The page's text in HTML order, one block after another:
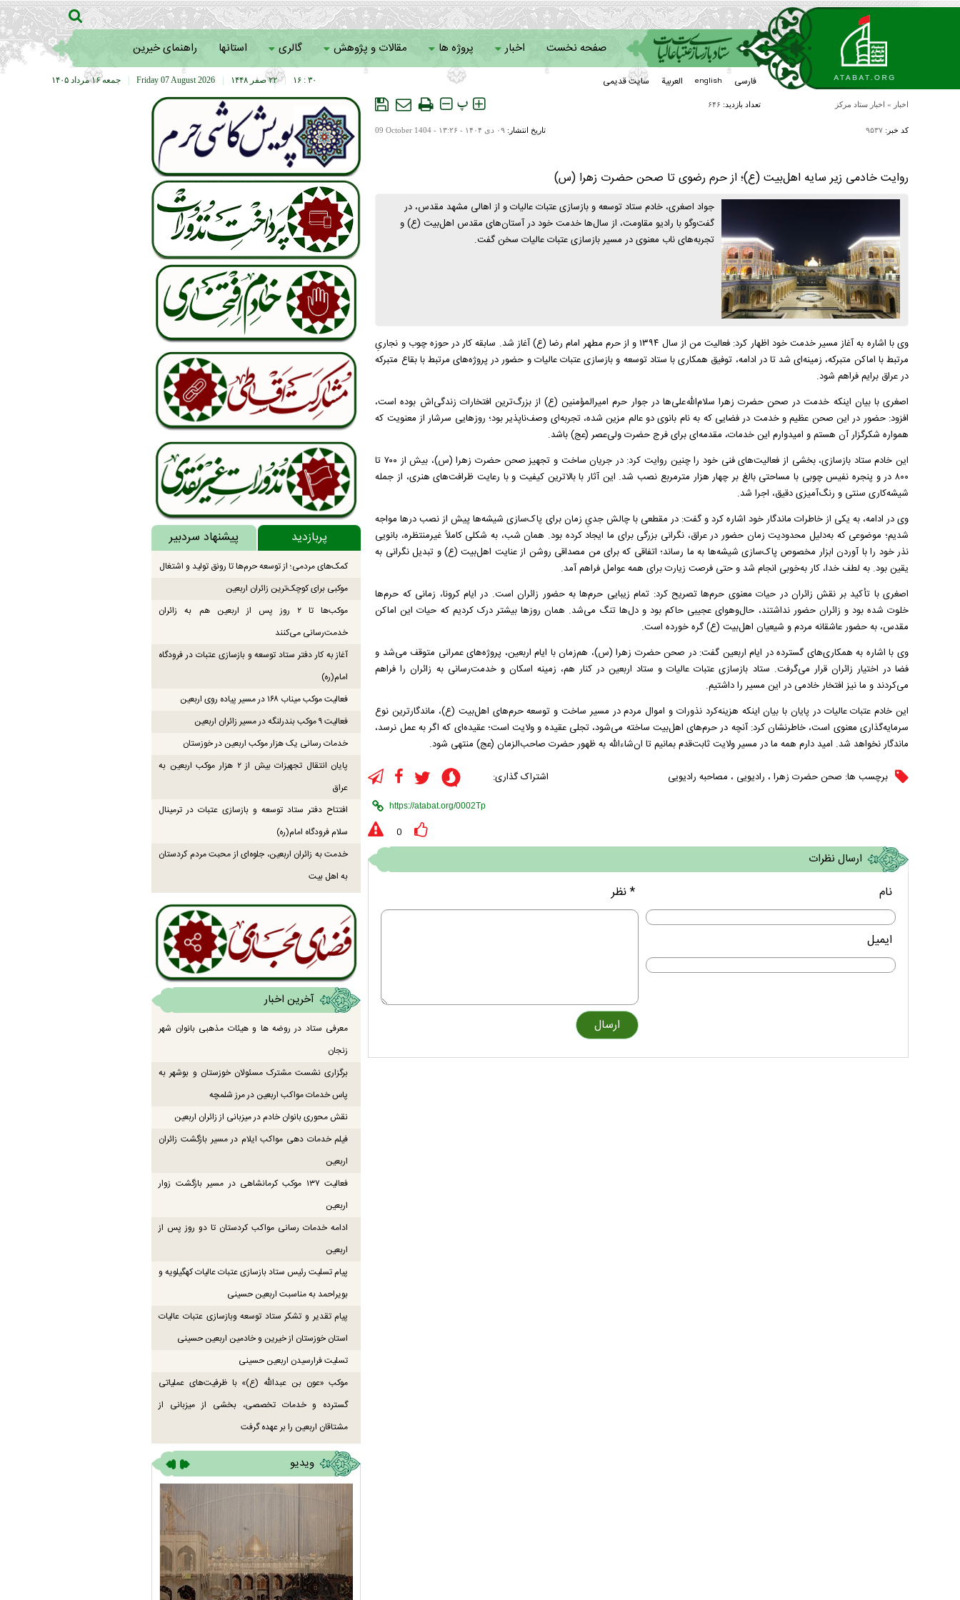
صفحه نخست اخبار پروژه ها مقالات و پژوهش گالری استانها راهنمای خیرین
سامانه خادمان فارسی english العربیة سایت قدیمی جمعه ۱۶ مرداد ۱۴۰۵ Friday 07 August 2026 ۲۲ صفر ۱۴۴۸ | ۳۰ : ۱۶
اخبار » اخبار ستاد مرکز تعداد بازدید: ۶۴۶ پ
کد خبر: ۹۵۳۷ تاریخ انتشار: ۰۹ دی ۱۴۰۴ - ۱۳:۲۶ - 09 October 1404
روایت خادمی زیر سایه اهل‌بیت (ع)؛ از حرم رضوی تا صحن حضرت زهرا (س)
جواد اصغری، خادم ستاد توسعه و بازسازی عتبات عالیات و از اهالی مشهد مقدس، در
گفت‌و‌گو با رادیو مقاومت، از سال‌ها خدمت خود در آستان‌های مقدس اهل‌بیت (ع) و
تجربه‌های ناب معنوی در مسیر بازسازی عتبات عالیات سخن گفت.
وی با اشاره به آغاز مسیر خدمت خود اظهار کرد: فعالیت من از سال ۱۳۹۴ و از حرم مطهر امام رضا (ع) آغاز شد. سابقه کار در حوزه چوب و نجاریِ
مرتبط با اماکن متبرکه، زمینه‌ای شد تا در ادامه، توفیق همکاری با ستاد توسعه و بازسازی عتبات عالیات و حضور در پروژه‌های مرتبط با بقاع متبرکه
در عراق برایم فراهم شود.
اصغری با بیان اینکه خدمت در صحن حضرت زهرا سلام‌الله‌علی‌ها در جوار حرم امیرالمؤمنین (ع) از بزرگ‌ترین افتخارات زندگی‌اش بوده است،
افزود: حضور در این صحن عظیم و خدمت در فضایی که به نام بانوی دو عالم مزین شده، تجربه‌ای وصف‌ناپذیر بود؛ روز‌هایی سرشار از معنویت که
همواره شکرگزار آن هستم و امیدوارم این خدمات، مقدمه‌ای برای فرج حضرت ولی‌عصر (عج) باشد.
این خادم ستاد بازسازی، بخشی از فعالیت‌های فنی خود را چنین روایت کرد: در جریان ساخت و تجهیز صحن حضرت زهرا (س)، بیش از ۷۰۰ تا
۸۰۰ در و پنجره نفیس چوبی با مساحتی بالغ بر چهار هزار مترمربع نصب شد. این آثار با بالاترین کیفیت و با رعایت ظرافت‌های هنری، از جمله
شیشه‌کاری سنتی و رنگ‌آمیزی دقیق، اجرا شد.
وی در ادامه، به یکی از خاطرات ماندگار خود اشاره کرد و گفت: در مقطعی با چالش جدیِ زمان برای پاک‌سازی شیشه‌ها پیش از نصب در‌ها مواجه
شدیم؛ موضوعی که به‌دلیل محدودیت زمان حضور در عراق، نگرانی بزرگی برای ما ایجاد کرده بود. همان شب، به شکلی کاملاً غیرمنتظره، بانویی
نذر خود را با آوردن ابزار مخصوص پاک‌سازی شیشه‌ها به ما رساند؛ اتفاقی که برای من مصداقی روشن از عنایت اهل‌بیت (ع) و تبدیل نگرانی به
یقین بود. به لطف خدا، کار به‌خوبی انجام شد و حتی فرصت زیارت برای همه عوامل فراهم آمد.
اصغری با تأکید بر نقش زائران در حیات معنوی حرم‌ها تصریح کرد: تمام زیبایی حرم‌ها به حضور زائران است. در ایام کرونا، زمانی که حرم‌ها
خلوت شده بود و زائران حضور نداشتند، حال‌وهوای عجیبی حاکم بود و دل‌ها تنگ می‌شد. همان روز‌ها بیشتر درک کردیم که حیات این اماکن
مقدس، به حضور عاشقانه مردم و شیعیان اهل‌بیت (ع) گره خورده است.
وی با اشاره به همکاری‌های گسترده در ایام اربعین گفت: در صحن حضرت زهرا (س)، هم‌زمان با ایام اربعین، پروژه‌های عمرانی متوقف می‌شد و
فضا در اختیار زائران قرار می‌گرفت. ستاد بازسازی عتبات عالیات و ستاد اربعین در کنار هم، زمینه اسکان و خدمت‌رسانی به زائران را فراهم
می‌کردند و ما نیز افتخار خادمی در این مسیر را داشتیم.
این خادم عتبات عالیات در پایان با بیان اینکه هزینه‌کرد نذورات و اموال مردم در مسیر ساخت و توسعه حرم‌های اهل‌بیت (ع)، ماندگارترین نوع
سرمایه‌گذاری معنوی است، خاطرنشان کرد: آنچه در حرم‌های اهل‌بیت ساخته می‌شود، تجلی عقیده و ولایت است؛ عقیده‌ای که اگر به عمل نرسد،
ماندگار نخواهد شد. امید دارم همه ما در مسیر ولایت ثابت‌قدم بمانیم تا ان‌شاءالله به ظهور حضرت صاحب‌الزمان (عج) منتهی شود.
برچسب ها: صحن حضرت زهرا ، رادیویی ، مصاحبه رادیویی اشتراک گذاری:
0
ارسال نظرات
نام
ایمیل
* نظر
پربازدید پیشنهاد سردبیر
کمک‌های مردمی؛ از توسعه حرم‌ها تا رونق تولید و اشتغال
موکبی برای کوچک‌ترین زائران اربعین
موکب‌ها تا ۲ روز پس از اربعین هم به زائران
خدمت‌رسانی می‌کنند
آغاز به کار دفتر ستاد توسعه و بازسازی عتبات در فرودگاه
امام(ره)
فعالیت موکب میناب ۱۶۸ در مسیر پیاده روی اربعین
فعالیت ۹ موکب بندرلنگه در مسیر زائران اربعین
خدمات رسانی یک هزار موکب اربعین در خوزستان
پایان انتقال تجهیزات بیش از ۲ هزار موکب اربعین به
عراق
افتتاح دفتر ستاد توسعه و بازسازی عتبات در ترمینال
سلام فرودگاه امام(ره)
خدمت به زائران اربعین، جلوه‌ای از محبت مردم کردستان
به اهل بیت
آخرین اخبار
معرفی ستاد در روضه ها و هیئات مذهبی بانوان شهر
زنجان
برگزاری نشست مشترک مسئولان خوزستان و بوشهر به
پاس خدمات مواکب اربعین در مرز شلمچه
نقش محوری بانوان خادم در میزبانی از زائران اربعین
فیلم خدمات دهی مواکب ایلام در مسیر بازگشت زائران
اربعین
فعالیت ۱۳۷ موکب کرمانشاهی در مسیر بازگشت زوار
اربعین
ادامه خدمات رسانی مواکب کردستان تا دو روز پس از
اربعین
پیام تسلیت رئیس ستاد بازسازی عتبات عالیات کهگیلویه و
بویراحمد به مناسبت اربعین حسینی
پیام تقدیر و تشکر ستاد توسعه وبازسازی عتبات عالیات
استان خوزستان از خیرین و خادمین اربعین حسینی
تسلیت فرارسیدن اربعین حسینی
موکب «عون بن عبدالله (ع)» با ظرفیت‌های عملیاتی
گسترده و خدمات تخصصی، بخشی از میزبانی از
مشتاقان اربعین را بر عهده گرفت
ویدیو